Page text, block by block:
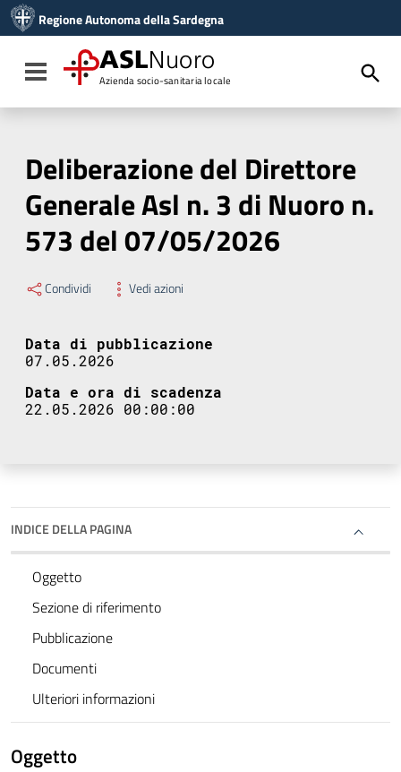
Vai al menu di navigazione
Vai al footer
Regione Autonoma della Sardegna
Toggle navigation
ASLNuoro
Azienda socio-sanitaria locale
Deliberazione del Direttore
Generale Asl n. 3 di Nuoro n.
573 del 07/05/2026
Condividi Vedi azioni
Data di pubblicazione
07.05.2026
Data e ora di scadenza
22.05.2026 00:00:00
INDICE DELLA PAGINA
Oggetto
Sezione di riferimento
Pubblicazione
Documenti
Ulteriori informazioni
Oggetto